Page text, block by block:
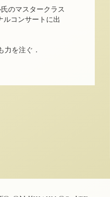
のマスタークラス
ルコンサートに出
を注ぐ．